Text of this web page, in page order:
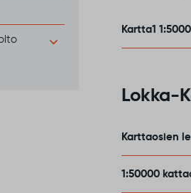
Kartta1
Lokka-
Karttaosien
1:50000